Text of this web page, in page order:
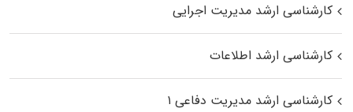
کارشناسی ارشد مدیریت اجرایی
کارشناسی ارشد اطلاعات
کارشناسی ارشد مدیریت دفاعی ۱